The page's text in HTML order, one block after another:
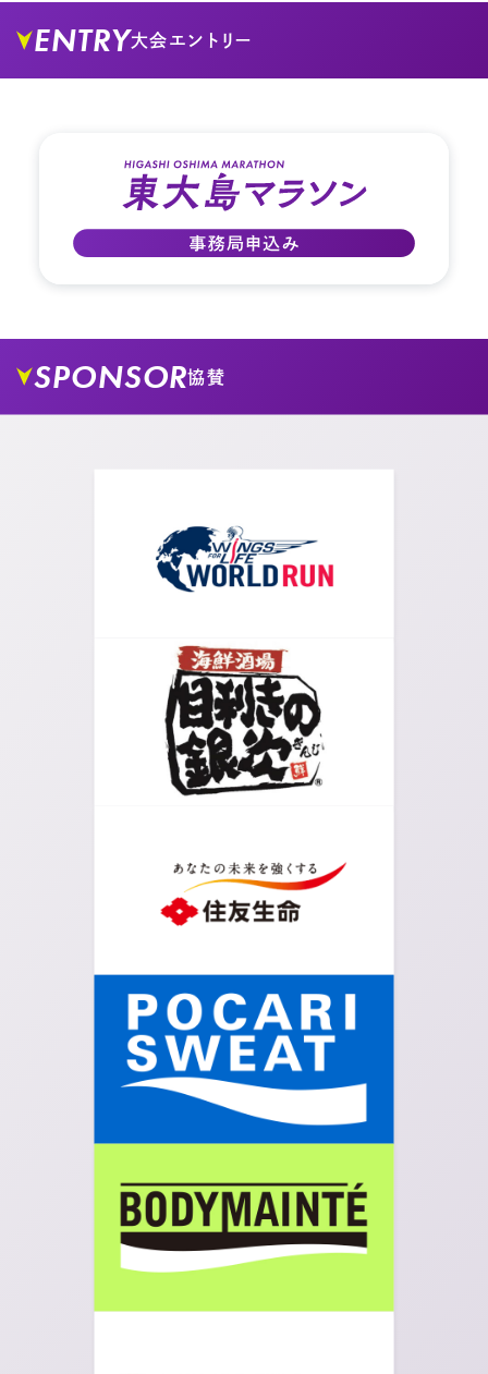
02. 大島小松川公園を真っすぐ進みます。
03.
すぐ進みます。
時計台の分かれ道を右手に進みます。
トイレの横を過ぎましたら右手に大きな通りがあり
ますので右折します。
ENTRY大会エントリー
SPONSOR協賛